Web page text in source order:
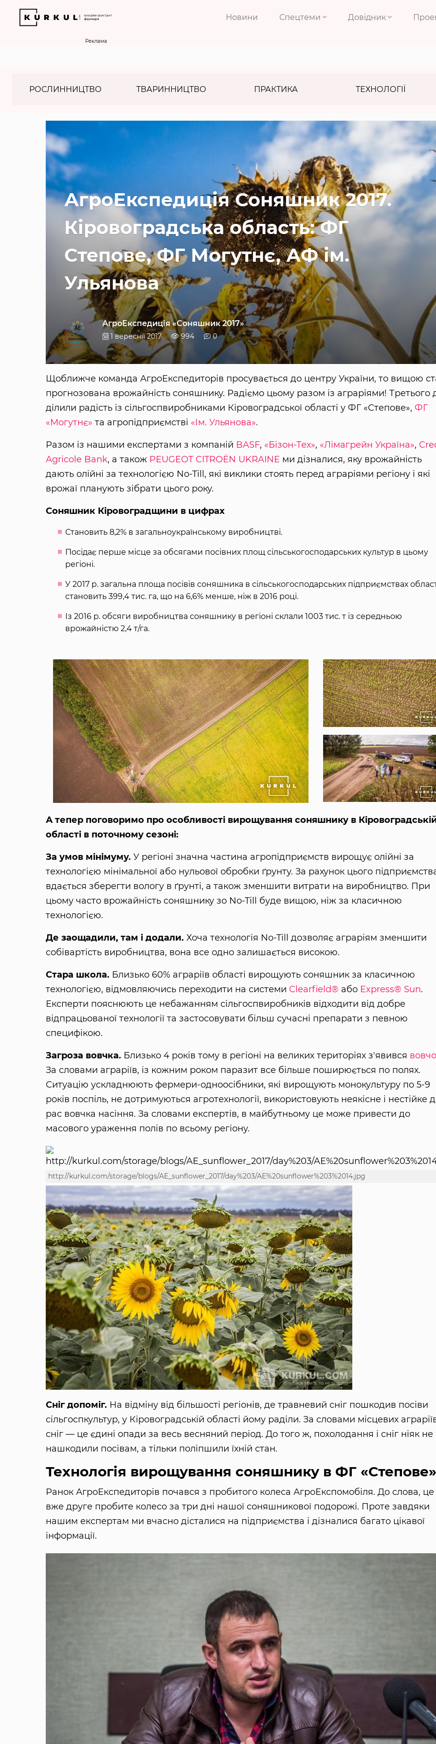
Новини Спецтеми Довідник
Реклама
РОСЛИННИЦТВО ТВАРИННИЦТВО ПРАКТИКА ТЕХНОЛОГІЇ
АгроЕкспедиція Соняшник 2017.
Кіровоградська область: ФГ
Степове, ФГ Могутнє, АФ ім.
Ульянова
АгроЕкспедиція «Соняшник 2017»
1 вересня 2017 994 0
Щоближче команда АгроЕкспедиторів просувається до центру України, то вищою
прогнозована врожайність соняшнику. Радіємо цьому разом із аграріями! Третього
ділили радість із сільгоспвиробниками Кіровоградської області у ФГ «Степове», ФГ
«Могутнє» та агропідприємстві «Ім. Ульянова».
Разом із нашими експертами з компаній BASF, «Бізон-Тех», «Лімагрейн Україна»,
Agricole Bank, а також PEUGEOT CITROЁN UKRAINE ми дізналися, яку врожайність
дають олійні за технологією No-Till, які виклики стоять перед аграріями регіону і які
врожаї планують зібрати цього року.
Соняшник Кіровоградщини в цифрах
Становить 8,2% в загальноукраїнському виробництві.
Посідає перше місце за обсягами посівних площ сільськогосподарських культур в цьому
регіоні.
У 2017 р. загальна площа посівів соняшника в сільськогосподарських підприємствах
становить 399,4 тис. га, що на 6,6% менше, ніж в 2016 році.
Із 2016 р. обсяги виробництва соняшнику в регіоні склали 1003 тис. т із середньою
врожайністю 2,4 т/га.
А тепер поговоримо про особливості вирощування соняшнику в
області в поточному сезоні:
За умов мінімуму. У регіоні значна частина агропідприємств вирощує олійні за
технологією мінімальної або нульової обробки ґрунту. За рахунок цього
вдається зберегти вологу в ґрунті, а також зменшити витрати на виробництво. При
цьому часто врожайність соняшнику зо No-Till буде вищою, ніж за класичною
технологією.
Де заощадили, там і додали. Хоча технологія No-Till дозволяє аграріям зменшити
собівартість виробництва, вона все одно залишається високою.
Стара школа. Близько 60% аграріїв області вирощують соняшник за класичною
технологією, відмовляючись переходити на системи Clearfield® або Express® Sun.
Експерти пояснюють це небажанням сільгоспвиробників відходити від добре
відпрацьованої технології та застосовувати більш сучасні препарати з певною
специфікою.
Загроза вовчка. Близько 4 років тому в регіоні на великих територіях з'явився
За словами аграріїв, із кожним роком паразит все більше поширюється по полях.
Ситуацію ускладнюють фермери-одноосібники, які вирощують монокультуру по 5-9
років поспіль, не дотримуються агротехнології, використовують неякісне і нестійке
рас вовчка насіння. За словами експертів, в майбутньому це може привести до
масового ураження полів по всьому регіону.
http://kurkul.com/storage/blogs/AE_sunflower_2017/day%203/AE%20sunflower%203%2014.jpg
Сніг допоміг. На відміну від більшості регіонів, де травневий сніг пошкодив посіви
сільгоспкультур, у Кіровоградській області йому раділи. За словами місцевих
сніг — це єдині опади за весь весняний період. До того ж, похолодання і сніг ніяк не
нашкодили посівам, а тільки поліпшили їхній стан.
Технологія вирощування соняшнику в ФГ «Степове»
Ранок АгроЕкспедиторів почався з пробитого колеса АгроЕкспомобіля. До слова, це
вже друге пробите колесо за три дні нашої соняшникової подорожі. Проте завдяки
нашим експертам ми вчасно дісталися на підприємства і дізналися багато цікавої
інформації.